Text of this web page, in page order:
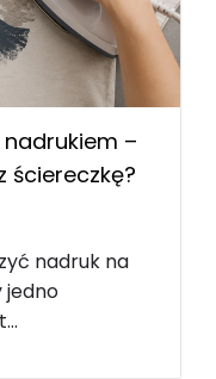
–
ściereczkę?
nadruk na
jedno